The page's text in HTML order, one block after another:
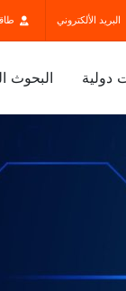
البريد الألكتروني
دولية البحوث